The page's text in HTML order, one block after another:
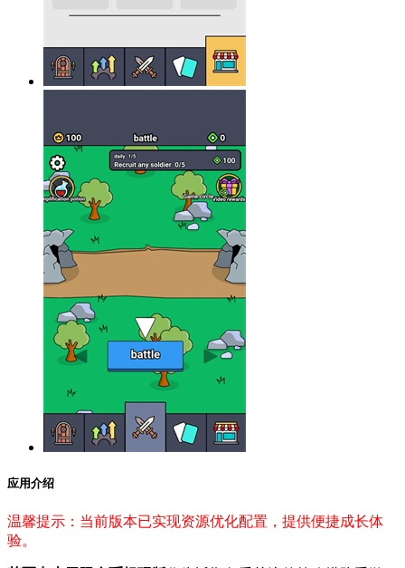
应用介绍
温馨提示：当前版本已实现资源优化配置，提供便捷成长体
验。